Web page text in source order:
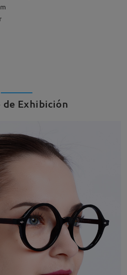
de Exhibición